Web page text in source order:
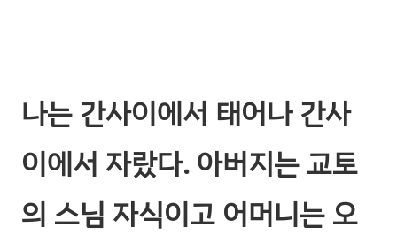
나는 간사이에서 태어나 간사
이에서 자랐다. 아버지는 교토
의 스님 자식이고 어머니는 오